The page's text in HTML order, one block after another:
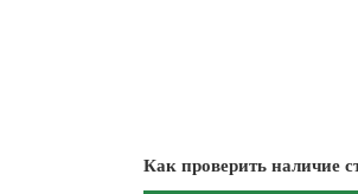
Как проверить наличие